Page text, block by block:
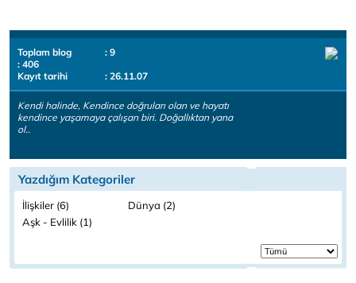
Toplam blog
: 9
: 406
Kayıt tarihi
: 26.11.07
Kendi halinde, Kendince doğruları olan ve hayatı
kendince yaşamaya çalışan biri. Doğallıktan yana
ol..
Yazdığım Kategoriler
İlişkiler (6)
Dünya (2)
Aşk - Evlilik (1)